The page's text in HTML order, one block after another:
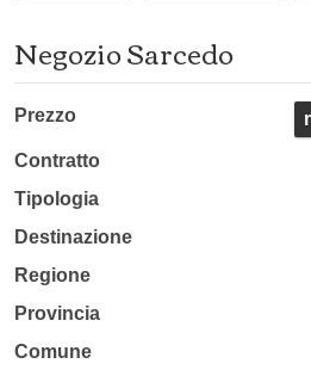
Negozio Sarcedo
Prezzo
Contratto
Tipologia
Destinazione
Regione
Provincia
Comune